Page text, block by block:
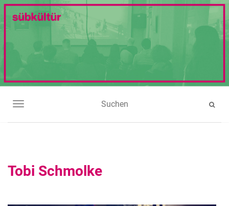
NAVIGATION UMSCHALTEN
Tobi Schmolke